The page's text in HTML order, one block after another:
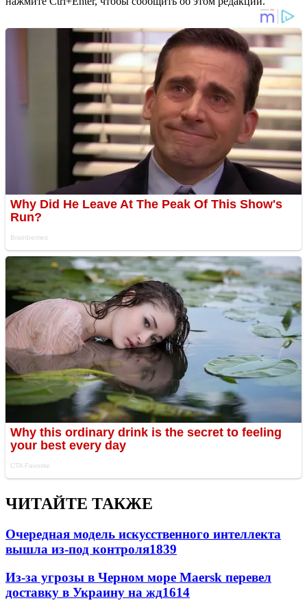
ЧИТАЙТЕ ТАКЖЕ
Очередная модель искусственного интеллекта
вышла из-под контроля1839
Из-за угрозы в Черном море Maersk перевел
доставку в Украину на жд1614